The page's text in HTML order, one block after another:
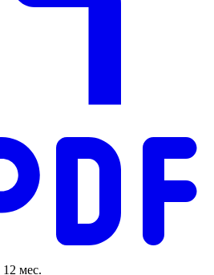
12 мес.